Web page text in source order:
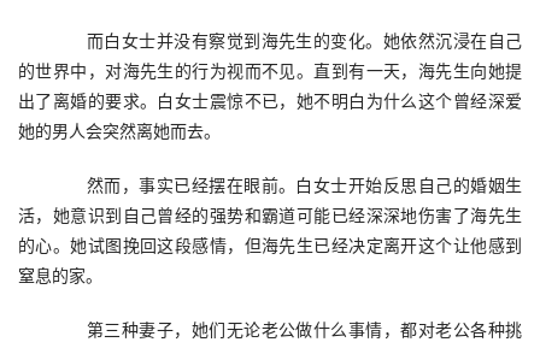
而白女士并没有察觉到海先生的变化。她依然沉浸在自己
的世界中，对海先生的行为视而不见。直到有一天，海先生向她提
出了离婚的要求。白女士震惊不已，她不明白为什么这个曾经深爱
她的男人会突然离她而去。
然而，事实已经摆在眼前。白女士开始反思自己的婚姻生
活，她意识到自己曾经的强势和霸道可能已经深深地伤害了海先生
的心。她试图挽回这段感情，但海先生已经决定离开这个让他感到
窒息的家。
第三种妻子，她们无论老公做什么事情，都对老公各种挑